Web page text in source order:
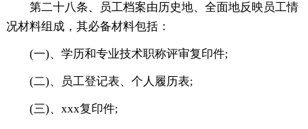
第二十八条、员工档案由历史地、全面地反映员工情
况材料组成，其必备材料包括：
(一)、学历和专业技术职称评审复印件;
(二)、员工登记表、个人履历表;
(三)、xxx复印件;